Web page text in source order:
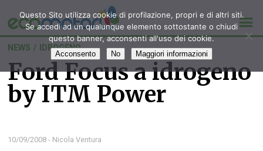
NEWS / IDROGENO
Ford Focus a idrogeno
by ITM Power
10/09/2008 - Nicola Ventura
Questo Sito utilizza cookie di profilazione, propri e di altri siti.
Se accedi ad un qualunque elemento sottostante o chiudi
questo banner, acconsenti all'uso dei cookie.
Acconsento No Maggiori informazioni